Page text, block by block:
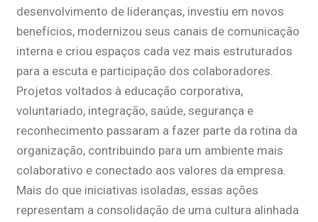
desenvolvimento de lideranças, investiu em novos
benefícios, modernizou seus canais de comunicação
interna e criou espaços cada vez mais estruturados
para a escuta e participação dos colaboradores.
Projetos voltados à educação corporativa,
voluntariado, integração, saúde, segurança e
reconhecimento passaram a fazer parte da rotina da
organização, contribuindo para um ambiente mais
colaborativo e conectado aos valores da empresa.
Mais do que iniciativas isoladas, essas ações
representam a consolidação de uma cultura alinhada